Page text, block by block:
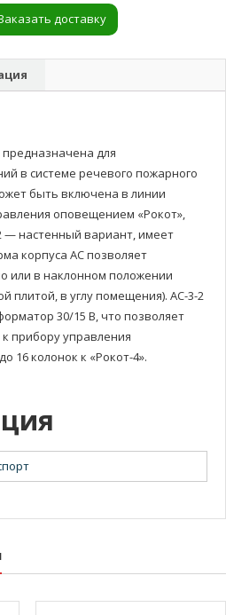
доставку
предназначена для
в системе речевого пожарного
быть включена в линии
оповещением «Рокот»,
— настенный вариант, имеет
корпуса АС позволяет
или в наклонном положении
плитой, в углу помещения). АС-3-2
30/15 В, что позволяет
прибору управления
16 колонок к «Рокот-4».